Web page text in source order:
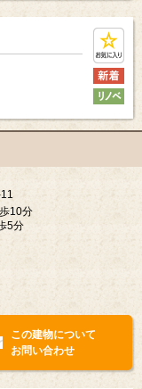
お問い合わせ
10分
5分
お問い合わせ